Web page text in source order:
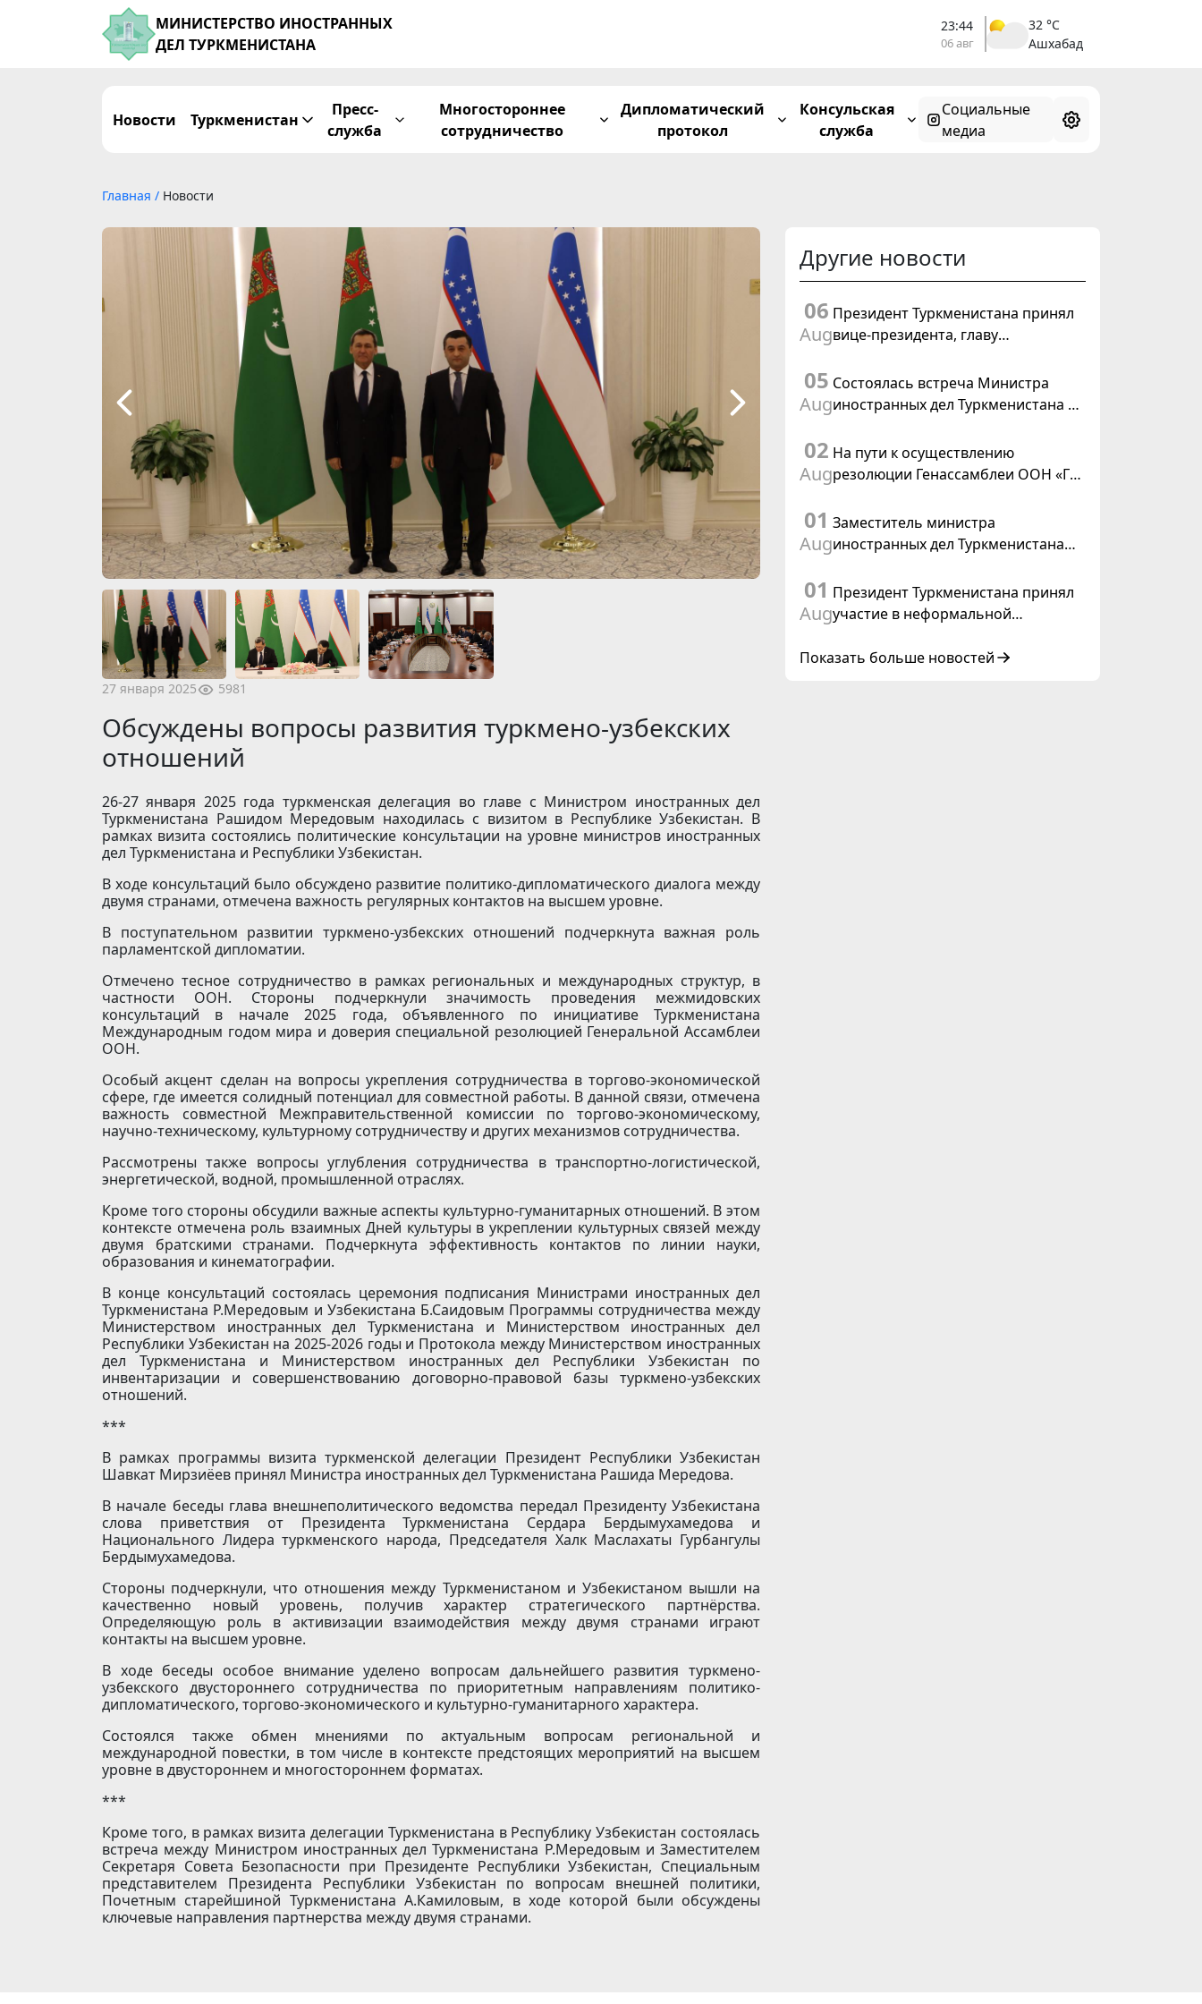
МИНИСТЕРСТВО ИНОСТРАННЫХ
ДЕЛ ТУРКМЕНИСТАНА
23:44
06 авг
32 °C
Ашхабад
Новости Туркменистан
Пресс-
служба
Многостороннее
сотрудничество
Дипломатический
протокол
Консульская
служба
Социальные
медиа
Главная / Новости
27 января 2025 5981
Обсуждены вопросы развития туркмено-узбекских
отношений
26-27 января 2025 года туркменская делегация во главе с Министром иностранных дел
Туркменистана Рашидом Мередовым находилась с визитом в Республике Узбекистан. В
рамках визита состоялись политические консультации на уровне министров иностранных
дел Туркменистана и Республики Узбекистан.
В ходе консультаций было обсуждено развитие политико-дипломатического диалога между
двумя странами, отмечена важность регулярных контактов на высшем уровне.
В поступательном развитии туркмено-узбекских отношений подчеркнута важная роль
парламентской дипломатии.
Отмечено тесное сотрудничество в рамках региональных и международных структур, в
частности ООН. Стороны подчеркнули значимость проведения межмидовских
консультаций в начале 2025 года, объявленного по инициативе Туркменистана
Международным годом мира и доверия специальной резолюцией Генеральной Ассамблеи
ООН.
Особый акцент сделан на вопросы укрепления сотрудничества в торгово-экономической
сфере, где имеется солидный потенциал для совместной работы. В данной связи, отмечена
важность совместной Межправительственной комиссии по торгово-экономическому,
научно-техническому, культурному сотрудничеству и других механизмов сотрудничества.
Рассмотрены также вопросы углубления сотрудничества в транспортно-логистической,
энергетической, водной, промышленной отраслях.
Кроме того стороны обсудили важные аспекты культурно-гуманитарных отношений. В этом
контексте отмечена роль взаимных Дней культуры в укреплении культурных связей между
двумя братскими странами. Подчеркнута эффективность контактов по линии науки,
образования и кинематографии.
В конце консультаций состоялась церемония подписания Министрами иностранных дел
Туркменистана Р.Мередовым и Узбекистана Б.Саидовым Программы сотрудничества между
Министерством иностранных дел Туркменистана и Министерством иностранных дел
Республики Узбекистан на 2025-2026 годы и Протокола между Министерством иностранных
дел Туркменистана и Министерством иностранных дел Республики Узбекистан по
инвентаризации и совершенствованию договорно-правовой базы туркмено-узбекских
отношений.
***
В рамках программы визита туркменской делегации Президент Республики Узбекистан
Шавкат Мирзиёев принял Министра иностранных дел Туркменистана Рашида Мередова.
В начале беседы глава внешнеполитического ведомства передал Президенту Узбекистана
слова приветствия от Президента Туркменистана Сердара Бердымухамедова и
Национального Лидера туркменского народа, Председателя Халк Маслахаты Гурбангулы
Бердымухамедова.
Стороны подчеркнули, что отношения между Туркменистаном и Узбекистаном вышли на
качественно новый уровень, получив характер стратегического партнёрства.
Определяющую роль в активизации взаимодействия между двумя странами играют
контакты на высшем уровне.
В ходе беседы особое внимание уделено вопросам дальнейшего развития туркмено-
узбекского двустороннего сотрудничества по приоритетным направлениям политико-
дипломатического, торгово-экономического и культурно-гуманитарного характера.
Состоялся также обмен мнениями по актуальным вопросам региональной и
международной повестки, в том числе в контексте предстоящих мероприятий на высшем
уровне в двустороннем и многостороннем форматах.
***
Кроме того, в рамках визита делегации Туркменистана в Республику Узбекистан состоялась
встреча между Министром иностранных дел Туркменистана Р.Мередовым и Заместителем
Секретаря Совета Безопасности при Президенте Республики Узбекистан, Специальным
представителем Президента Республики Узбекистан по вопросам внешней политики,
Почетным старейшиной Туркменистана А.Камиловым, в ходе которой были обсуждены
ключевые направления партнерства между двумя странами.
Другие новости
06
Aug
Президент Туркменистана принял
вице-президента, главу
иностранных дел Швейцарской
Конфедерации
05
Aug
Состоялась встреча Министра
иностранных дел Туркменистана с
02
Aug
На пути к осуществлению
резолюции Генассамблеи ООН «Год
инициированной Туркменистаном
01
Aug
Заместитель министра
иностранных дел Туркменистана
старших должностных лиц Форума
сотрудничества «Центральная
01
Aug
Президент Туркменистана принял
участие в неформальной
государств Центральной Азии и
Показать больше новостей